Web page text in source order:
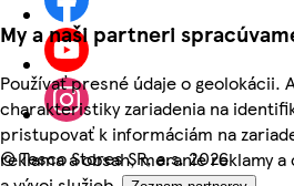
My a naši partneri
Používať presné údaje o geolokácii.
charakteristiky zariadenia na
pristupovať k informáciám na
reklama a obsah, meranie reklamy
©Tesco Stores SR, a.s. 2026